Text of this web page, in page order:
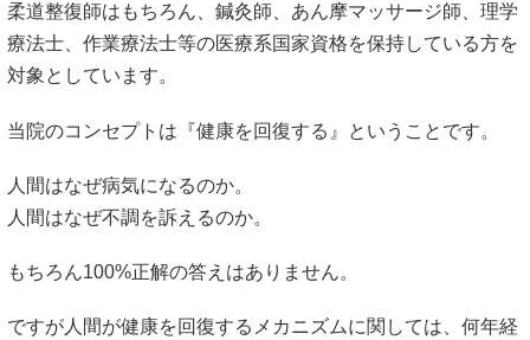
柔道整復師はもちろん、鍼灸師、あん摩マッサージ師、理学
療法士、作業療法士等の医療系国家資格を保持している方を
対象としています。
当院のコンセプトは『健康を回復する』ということです。
人間はなぜ病気になるのか。
人間はなぜ不調を訴えるのか。
もちろん100%正解の答えはありません。
ですが人間が健康を回復するメカニズムに関しては、何年経